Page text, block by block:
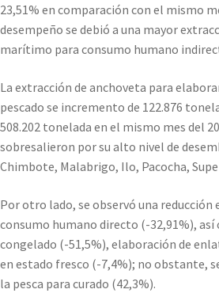
23,51% en comparación con el mismo
desempeño se debió a una mayor
marítimo para consumo humano
La extracción de anchoveta para
pescado se incremento de 122.876
508.202 tonelada en el mismo mes del
sobresalieron por su alto nivel de
Chimbote, Malabrigo, Ilo, Pacocha, Supe
Por otro lado, se observó una reducción
consumo humano directo (-32,91%), así
congelado (-51,5%), elaboración de
en estado fresco (-7,4%); no obstante,
la pesca para curado (42,3%).